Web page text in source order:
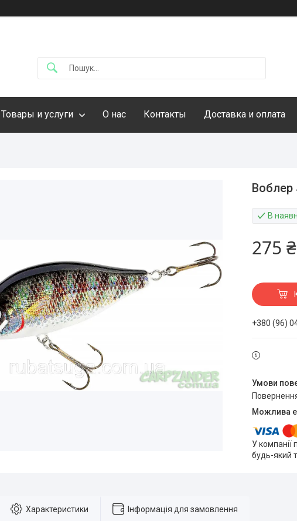
Товары и услуги О нас Контакты Доставка и оплата
Воблер
В
275 ₴
+380 (96)
У компанії
будь-який
Характеристики Інформація для замовлення